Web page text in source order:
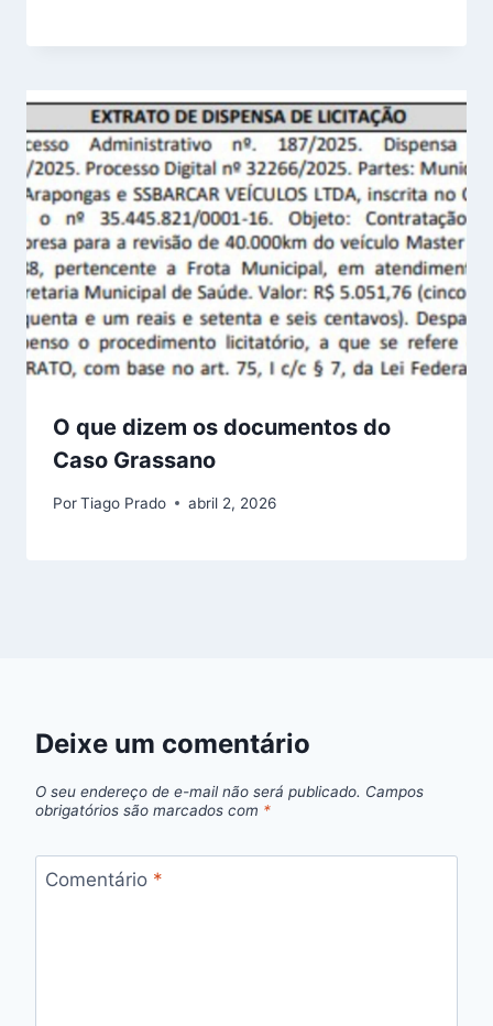
O que dizem os documentos do
Caso Grassano
PorTiago Prado abril 2, 2026
Deixe um comentário
O seu endereço de e-mail não será publicado. Campos
obrigatórios são marcados com *
Comentário *